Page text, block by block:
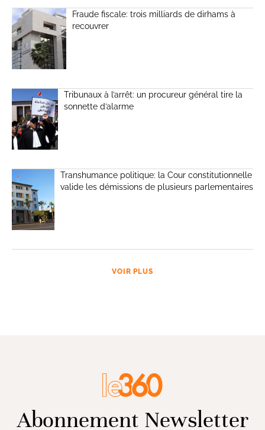
Fraude fiscale: trois milliards de dirhams à
recouvrer
Tribunaux à l’arrêt: un procureur général tire la
sonnette d’alarme
Transhumance politique: la Cour constitutionnelle
valide les démissions de plusieurs parlementaires
VOIR PLUS
Abonnement Newsletter